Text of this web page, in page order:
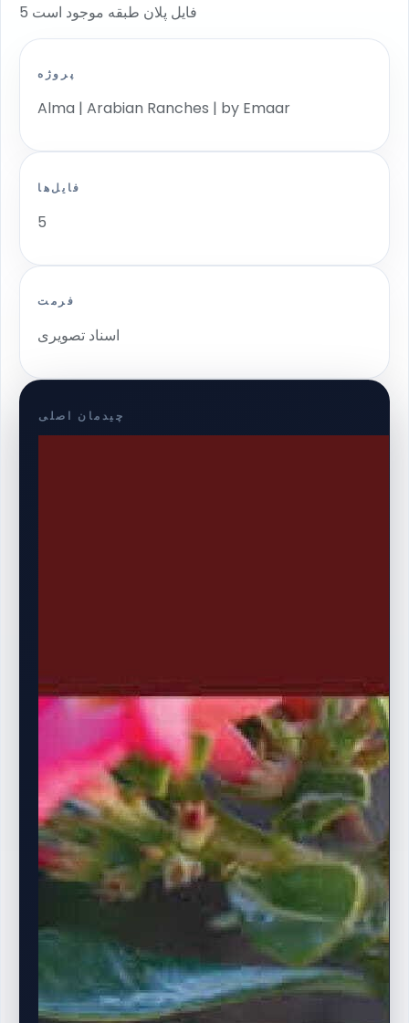
5 فایل پلان طبقه موجود است
پروژه
Alma | Arabian Ranches | by Emaar
فایل‌ها
5
فرمت
اسناد تصویری
چیدمان اصلی